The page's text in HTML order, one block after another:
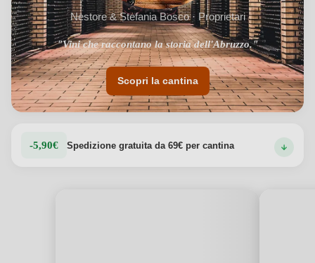
Nestore & Stefania Bosco · Proprietari
"Vini che raccontano la storia dell'Abruzzo."
"Certificata biologica dal 2018."
Scopri la cantina
-5,90€ Spedizione gratuita da 69€ per cantina